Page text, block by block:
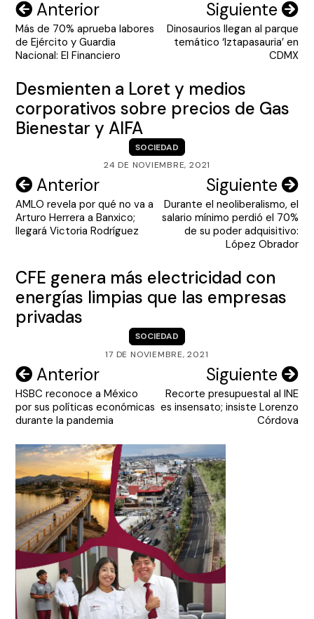
Navegación
de
entradas
Anterior
Más de 70% aprueba labores
de Ejército y Guardia
Nacional: El Financiero
Siguiente
Dinosaurios llegan al parque
temático ‘Iztapasauria’ en
CDMX
Desmienten a Loret y medios
corporativos sobre precios de Gas
Bienestar y AIFA
SOCIEDAD
24 DE NOVIEMBRE, 2021
Navegación
de
entradas
Anterior
AMLO revela por qué no va a
Arturo Herrera a Banxico;
llegará Victoria Rodríguez
Siguiente
Durante el neoliberalismo, el
salario mínimo perdió el 70%
de su poder adquisitivo:
López Obrador
CFE genera más electricidad con
energías limpias que las empresas
privadas
SOCIEDAD
17 DE NOVIEMBRE, 2021
Navegación
de
entradas
Anterior
HSBC reconoce a México
por sus políticas económicas
durante la pandemia
Siguiente
Recorte presupuestal al INE
es insensato; insiste Lorenzo
Córdova